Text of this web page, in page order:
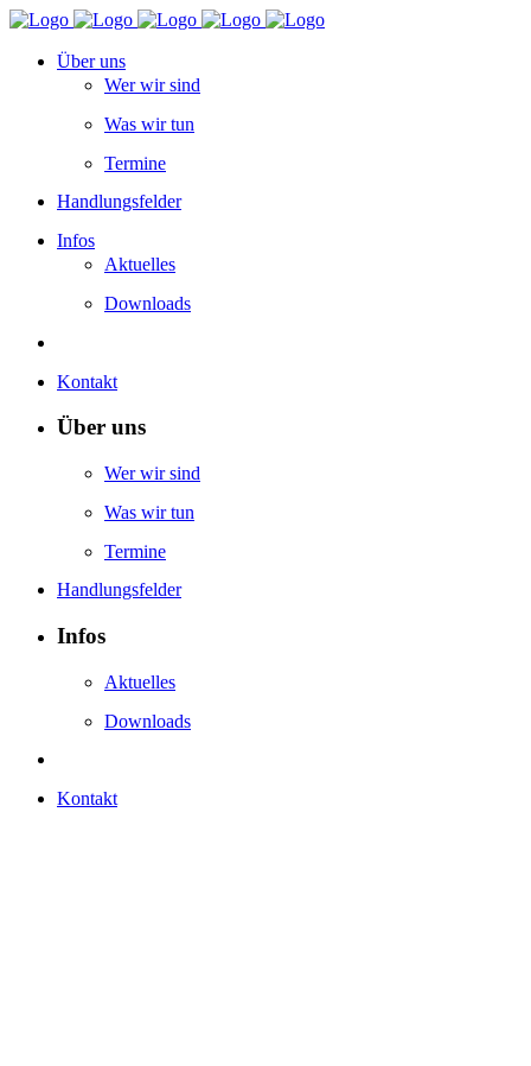
Über uns
Wer wir sind
Was wir tun
Termine
Handlungsfelder
Infos
Aktuelles
Downloads
Kontakt
Über uns
Wer wir sind
Was wir tun
Termine
Handlungsfelder
Infos
Aktuelles
Downloads
Kontakt